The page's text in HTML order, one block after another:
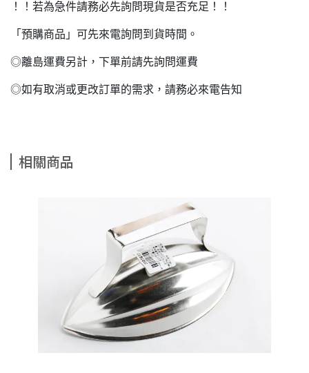
！！若為急件請務必先詢問現貨是否充足！！
「預購商品」可先來電詢問到貨時間。
◎離島運費另計，下單前請先詢問運費
◎如有取消或更改訂單的需求，請務必來電告知
相關商品